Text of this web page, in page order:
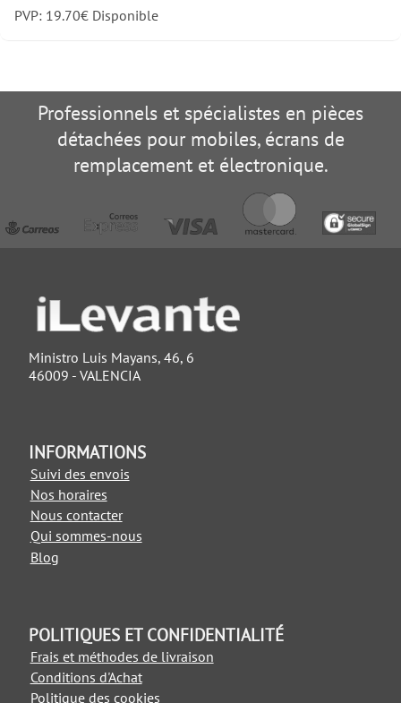
PVP: 19.70€ Disponible
Professionnels et spécialistes en pièces
détachées pour mobiles, écrans de
remplacement et électronique.
Ministro Luis Mayans, 46, 6
46009 - VALENCIA
INFORMATIONS
Suivi des envois
Nos horaires
Nous contacter
Qui sommes-nous
Blog
POLITIQUES ET CONFIDENTIALITÉ
Frais et méthodes de livraison
Conditions d'Achat
Politique des cookies